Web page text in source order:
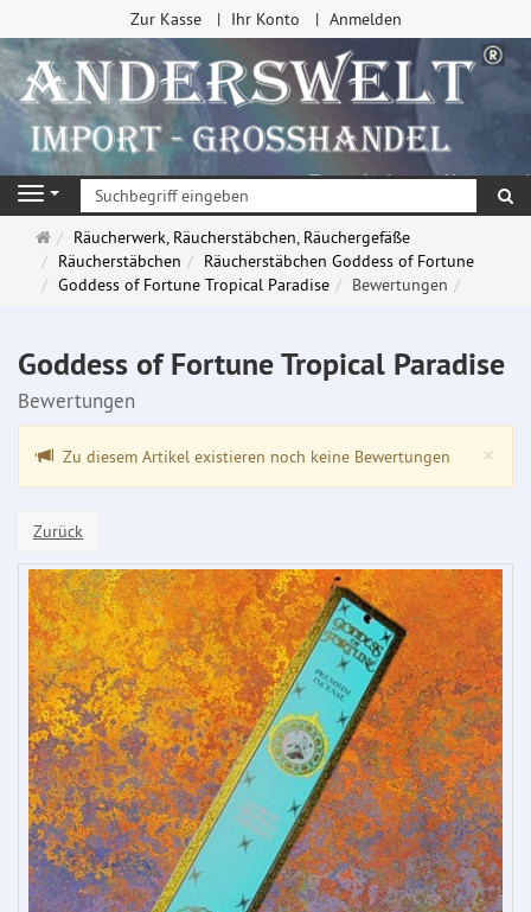
Zur Kasse Ihr Konto Anmelden
Navigation
Startseite
Räucherwerk, Räucherstäbchen, Räuchergefäße
Räucherstäbchen
Räucherstäbchen Goddess of Fortune
Goddess of Fortune Tropical Paradise
Bewertungen
Goddess of Fortune Tropical Paradise
Bewertungen
×
Zu diesem Artikel existieren noch keine Bewertungen
Zurück